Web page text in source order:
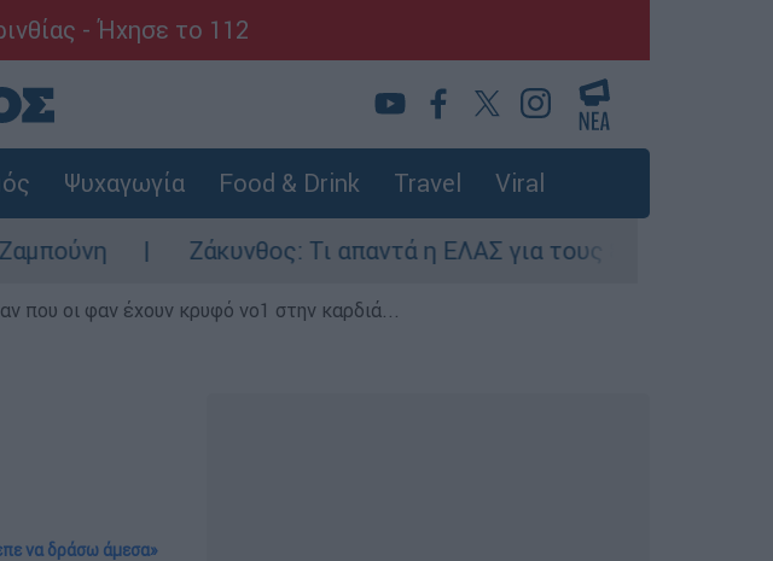
- Ήχησε το 112
Ψυχαγωγία Food & Drink Travel Viral
Ζάκυνθος: Τι απαντά η ΕΛΑΣ για τους 8 βιασμούς τουριστριών -
που οι φαν έχουν κρυφό νο1 στην καρδιά...
να δράσω άμεσα»